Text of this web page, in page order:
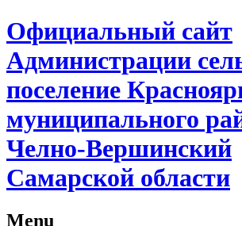
Официальный сайт
Администрации
поселение
муниципального
Челно-Вершинский
Самарской области
Menu